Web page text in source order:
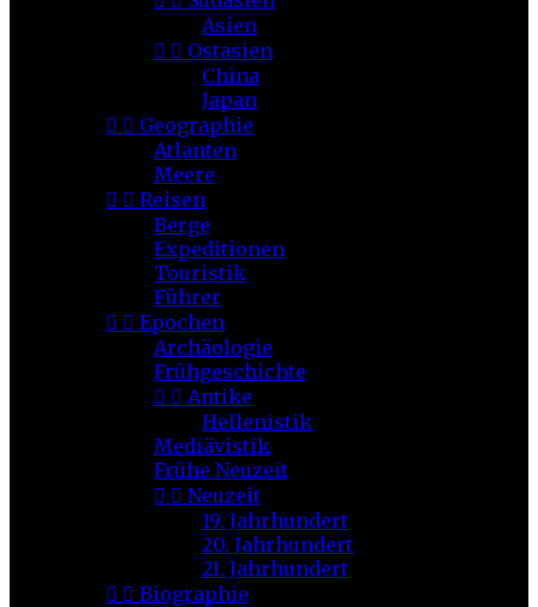
Asien
  Ostasien
China
Japan
  Geographie
Atlanten
Meere
  Reisen
Berge
Expeditionen
Touristik
Führer
  Epochen
Archäologie
Frühgeschichte
  Antike
Hellenistik
Mediävistik
Frühe Neuzeit
  Neuzeit
19. Jahrhundert
20. Jahrhundert
21. Jahrhundert
  Biographie